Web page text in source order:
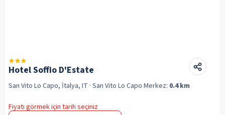
Hotel Soffio D'Estate
San Vito Lo Capo, İtalya, IT · San Vito Lo Capo Merkez: 0.4 km
Fiyatı görmek için tarih seçiniz